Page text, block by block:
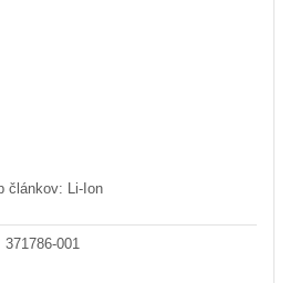
článkov: Li-Ion
371786-001